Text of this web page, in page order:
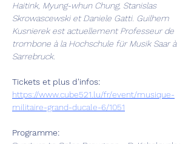
Haitink, Myung-whun Chung, Stanislas
Skrowascewski et Daniele Gatti. Guilhem
Kusnierek est actuellement Professeur de
trombone à la Hochschule für Musik Saar à
Sarrebruck.
Tickets et plus d'infos:
https://www.cube521.lu/fr/event/musique-
militaire-grand-ducale-6/1051
Programme: